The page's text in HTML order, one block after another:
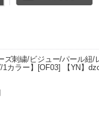
ズ刺繍/ビジュー/パール
カラー】[OF03] 【YN】